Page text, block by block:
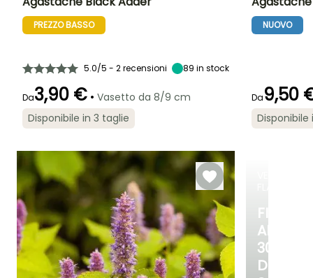
FINO
AL
30%
DI
Altezza a maturità
Periodo di fioritura
Periodo di messa a
dimora ragionevole
maggio,
settembre a
Novembre
PREZZO BASSO
5.0/5 - 2 recensioni 89 in stock
Da3,90 € • Vasetto da 8/9 cm
Disponibile in 3 taglie
Altezza a
Periodo di
NUOVO
Da9,50
Disponibile